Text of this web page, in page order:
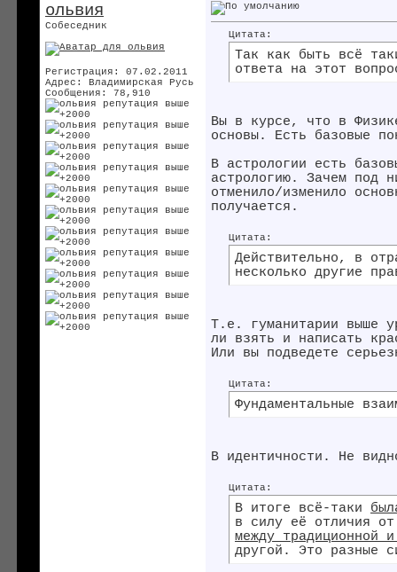
ольвия
Собеседник
Регистрация: 07.02.2011
Адрес: Владимирская Русь
Сообщения: 78,910
Цитата:
Так как быть всё
ответа на этот
Вы в курсе, что в
основы. Есть базовые
В астрологии есть
астрологию. Зачем под
отменило/изменило
получается.
Цитата:
Действительно, в
несколько другие
Т.е. гуманитарии выше
ли взять и написать
Или вы подведете
Цитата:
Фундаментальные
В идентичности. Не
Цитата:
В итоге всё-таки
в силу её отличия
между традиционной
другой. Это разные